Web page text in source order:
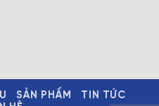
SẢN PHẨM
TIN TỨC